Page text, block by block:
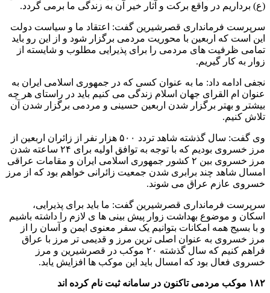
(ع) برداریم در واقع برکت و آثار خیر آن به زندگی ما برمی گردد.
سرپرست فرمانداری قصرشیرین گفت: اعتقاد ما و سیاست دولت
این است که اربعین با محوریت مردمی برگزار شود و از این رو باید
تمامی ظرفیت های مردمی را برای پذیرایی مطلوب و شایسته از
زوار به کار گیریم.
نجفی ادامه داد: ما به عنوان کسی که در جمهوری اسلامی ایران به
عنوان ام القرای جهان اسلام زندگی می کنیم باید در راستای هر چه
بیشتر و بهتر برگزار شدن اربعین حسینی و مردمی برگزار شدن آن
تلاش کنیم.
وی گفت: سال گذشته شاهد تردد ۵۰۰ هزار نفر از زائران اربعین از
مرز خسروی بودیم که با توجه به توافق اولیه برای ۲۴ ساعته شدن
مرز خسروی بین ۲ کشور جمهوری اسلامی ایران و مقامات عراقی
امسال شاهد چند برابری شدن جمعیت زائرانی خواهم بود که از مرز
خسروی عازم عراق می شوند.
سرپرست فرمانداری قصرشیرین گفت: ما باید برای پذیرایی،
اسکان و موضوع بهداشت زوار پیش بینی ها ی لازم را داشته باشیم
و با بسیج همه امکانات بتوانیم یک سفر معنوی ایمن و آسان را از
مرز خسروی به عنوان اصلی ترین مرز و قدیمی تر مرز با عراق
فراهم کنیم که سال گذشته ۲۰ موکب در قصرشیرین و مرز
خسروی فعال بود که امسال باید این موکب ها افزایش یابد.
۱۸۲ موکب مردمی تاکنون در سامانه ثبت نام کرده اند